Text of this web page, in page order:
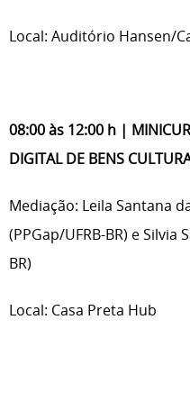
Local: Auditório Hansen/
08:00 às 12:00 h |
DIGITAL DE BENS
Mediação: Leila Santana
(PPGap/UFRB-BR) e Silvia
BR)
Local: Casa Preta Hub